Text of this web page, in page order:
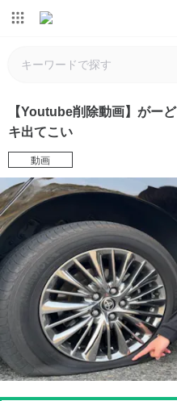
【Youtube削除動画】がー
キ出てこい
動画